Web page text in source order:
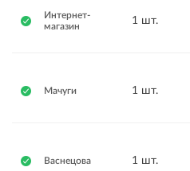
Интернет-
магазин
1 шт.
Мачуги 1 шт.
Васнецова 1 шт.